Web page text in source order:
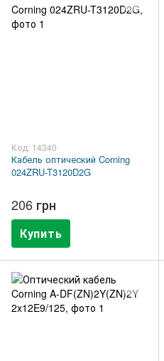
Код: 14340
Кабель оптический Corning
024ZRU-T3120D2G
206 грн
Купить